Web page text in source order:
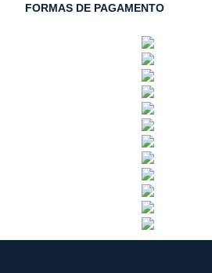
FORMAS DE PAGAMENTO